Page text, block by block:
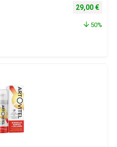
Izvorna
29,00 €
50%